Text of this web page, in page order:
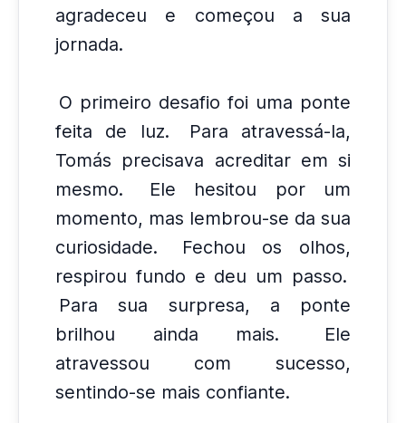
agradeceu e começou a sua
jornada.
O primeiro desafio foi uma ponte
feita de luz.
Para atravessá-la,
Tomás precisava acreditar em si
mesmo.
Ele hesitou por um
momento, mas lembrou-se da sua
curiosidade.
Fechou os olhos,
respirou fundo e deu um passo.
Para sua surpresa, a ponte
brilhou ainda mais.
Ele
atravessou com sucesso,
sentindo-se mais confiante.